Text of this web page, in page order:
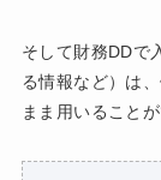
そして財務DDで
る情報など）は
まま用いることが